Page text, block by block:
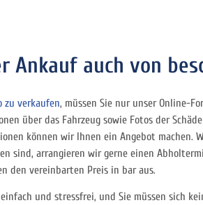
Ankauf auch von
zu verkaufen, müssen Sie nur unser Online-
über das Fahrzeug sowie Fotos der
können wir Ihnen ein Angebot machen.
sind, arrangieren wir gerne einen
den vereinbarten Preis in bar aus.
und stressfrei, und Sie müssen sich